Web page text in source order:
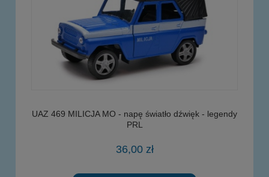
UAZ 469 MILICJA MO - napę światło dźwięk - legendy
PRL
36,00 zł